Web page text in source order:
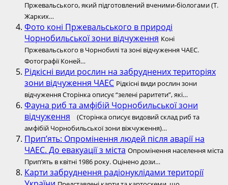
Пржевальського, який підготовлений вченими-біологами (Т.
Жарких…
Фото коні Пржевальського в природі
Чорнобильської зони відчуження Коні
Пржевальського в Чорнобилі та зоні відчуження ЧАЕС.
Фотографії Коней…
Рідкісні види рослин на забруднених територіях
зони відчуження ЧАЕС Рідкісні види рослин зони
відчуження Сторінка описує “зелені раритети”, які…
Фауна риб та амфібій Чорнобильської зони
відчуження
(Сторінка описує видовий склад риб та
амфібій Чорнобильської зони віжчуження)…
Прип’ять: Опромінення людей після аварії на
ЧАЕС. До евакуації з міста Опромінення населення міста
Прип’ять в квітні 1986 року. Оцінено дози…
Карти забруднення радіонуклідами території